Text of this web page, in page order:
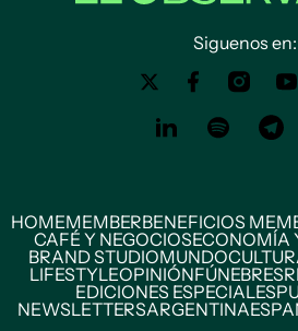
Siguenos en:
HOMEMEMBERBENEFICIOS
CAFÉ Y NEGOCIOSECONOMÍA
BRAND STUDIOMUNDO
LIFESTYLEOPINIÓNFÚNEBRES
EDICIONES ESPECIALES
NEWSLETTERSARGENTINA